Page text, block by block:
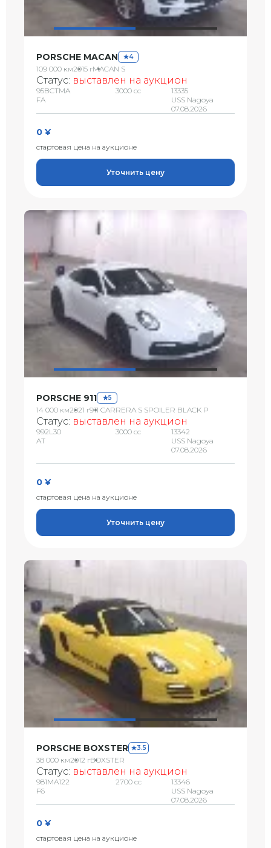
PORSCHE MACAN 4
109 000 км2015 гMACAN S
Статус: выставлен на аукцион
95BCTMA
FA
3000 сс
13335
USS Nagoya
07.08.2026
0 ¥
стартовая цена на аукционе
Уточнить цену
PORSCHE 911 5
14 000 км2021 г911 CARRERA S SPOILER BLACK P
Статус: выставлен на аукцион
992L30
AT
3000 сс
13342
USS Nagoya
07.08.2026
0 ¥
стартовая цена на аукционе
Уточнить цену
PORSCHE BOXSTER 3.5
38 000 км2012 гBOXSTER
Статус: выставлен на аукцион
981MA122
F6
2700 сс
13346
USS Nagoya
07.08.2026
0 ¥
стартовая цена на аукционе